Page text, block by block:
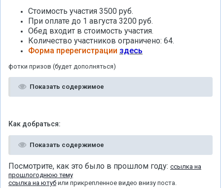
Стоимость участия 3500 руб.
При оплате до 1 августа 3200 руб.
Обед входит в стоимость участия.
Количество участников ограничено: 64.
Форма пререгистрации здесь
фотки призов (будет дополняться)
Показать содержимое
Как добраться:
Показать содержимое
Посмотрите, как это было в прошлом году: ссылка на
прошлогоднюю тему
ссылка на ютуб или прикрепленное видео внизу поста.